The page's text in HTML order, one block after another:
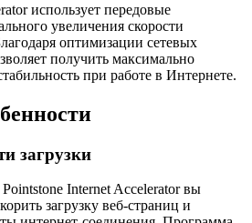
использует передовые
увеличения скорости
оптимизации сетевых
получить максимально
при работе в Интернете.
загрузки
Internet Accelerator вы
загрузку веб-страниц и